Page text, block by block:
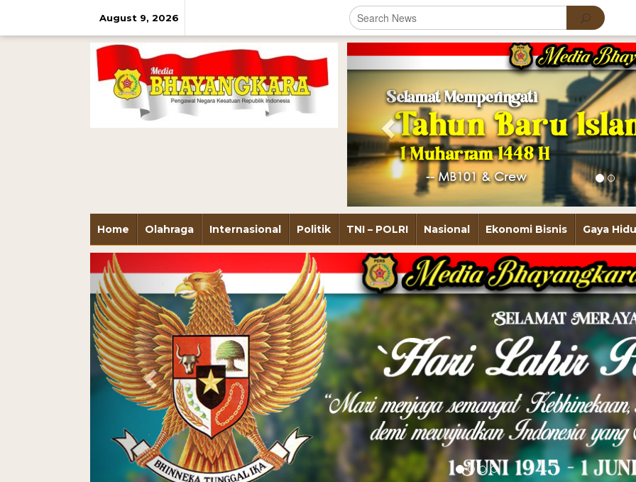
August 9, 2026
Previous
Home Olahraga Internasional Politik TNI – POLRI Nasional Ekonomi Bisnis Gaya